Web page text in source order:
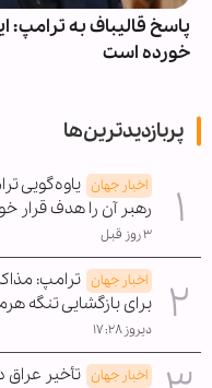
نمایشی، شکست
پربازدیدترین‌ها
اخبار جهان یاوه‌گویی
رهبر آن را هدف قرار
۳ روز قبل
اخبار جهان ترامپ:
برای بازگشایی تنگه
دیروز ۱۷:۲۸
اخبار جهان تأخیر عراق